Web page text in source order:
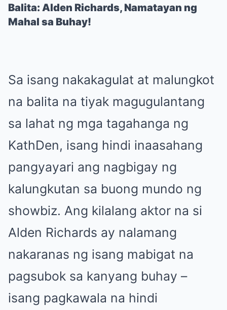
Balita: Alden Richards, Namatayan ng
Mahal sa Buhay!
Sa isang nakakagulat at malungkot
na balita na tiyak magugulantang
sa lahat ng mga tagahanga ng
KathDen, isang hindi inaasahang
pangyayari ang nagbigay ng
kalungkutan sa buong mundo ng
showbiz. Ang kilalang aktor na si
Alden Richards ay nalamang
nakaranas ng isang mabigat na
pagsubok sa kanyang buhay –
isang pagkawala na hindi